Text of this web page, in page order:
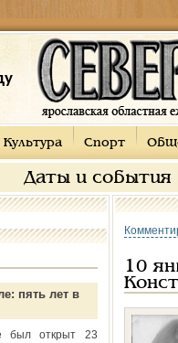
Культура Спорт
Даты и события
пять лет в
был открыт 23
10